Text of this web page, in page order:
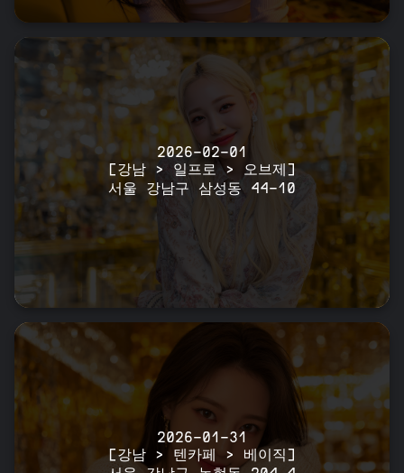
2026-02-01
[강남 > 일프로 > 오브제]
서울 강남구 삼성동 44-10
2026-01-31
[강남 > 텐카페 > 베이직]